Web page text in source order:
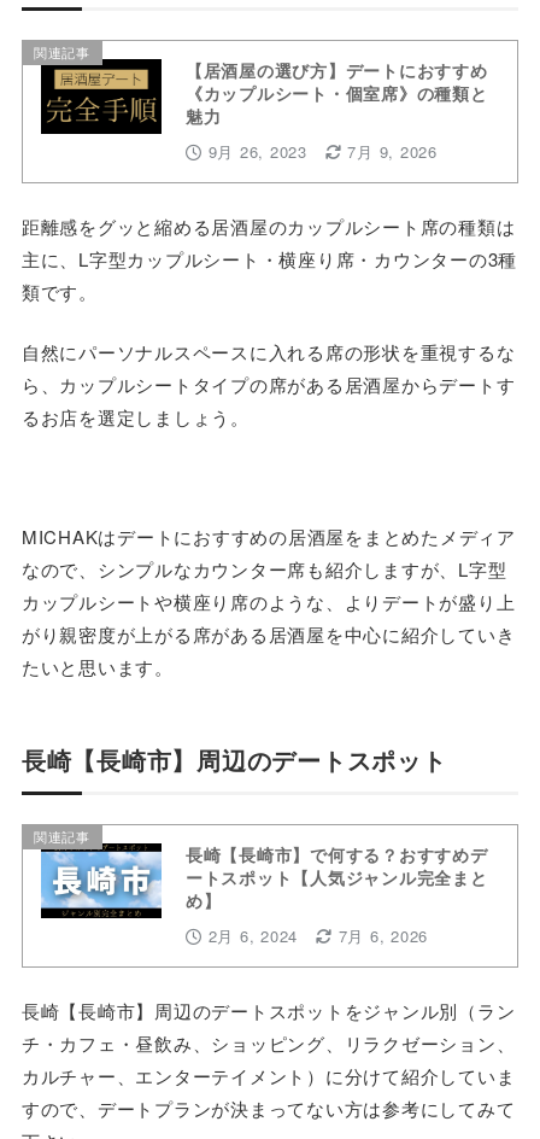
関連記事
【居酒屋の選び方】デートにおすすめ
《カップルシート・個室席》の種類と
魅力
9月 26, 2023 7月 9, 2026
距離感をグッと縮める居酒屋のカップルシート席の種類は
主に、L字型カップルシート・横座り席・カウンターの3種
類です。
自然にパーソナルスペースに入れる席の形状を重視するな
ら、カップルシートタイプの席がある居酒屋からデートす
るお店を選定しましょう。
MICHAKはデートにおすすめの居酒屋をまとめたメディア
なので、シンプルなカウンター席も紹介しますが、L字型
カップルシートや横座り席のような、よりデートが盛り上
がり親密度が上がる席がある居酒屋を中心に紹介していき
たいと思います。
長崎【長崎市】周辺のデートスポット
関連記事
長崎【長崎市】で何する？おすすめデ
ートスポット【人気ジャンル完全まと
め】
2月 6, 2024 7月 6, 2026
長崎【長崎市】周辺のデートスポットをジャンル別（ラン
チ・カフェ・昼飲み、ショッピング、リラクゼーション、
カルチャー、エンターテイメント）に分けて紹介していま
すので、デートプランが決まってない方は参考にしてみて